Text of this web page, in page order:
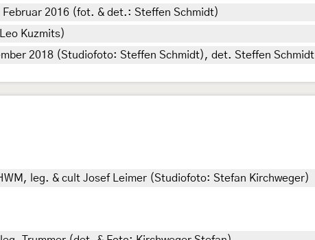
2016 (fot. & det.: Steffen Schmidt)
Kuzmits)
2018 (Studiofoto: Steffen Schmidt), det. Steffen Schmidt
leg. & cult Josef Leimer (Studiofoto: Stefan Kirchweger)